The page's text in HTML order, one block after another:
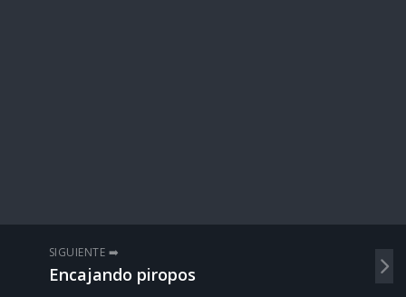
SIGUIENTE ➡️
Encajando piropos